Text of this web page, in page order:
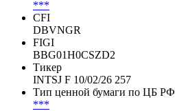
***
CFI
DBVNGR
FIGI
BBG01H0CSZD2
Тикер
INTSJ F 10/02/26 257
Тип ценной бумаги по ЦБ РФ
***